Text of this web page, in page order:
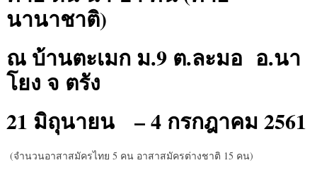
นานาชาติ)
ณ บ้านตะเมก ม.9 ต.ละมอ อ.นา
โยง จ ตรัง
21 มิถุนายน – 4 กรกฎาคม 2561
(จำนวนอาสาสมัครไทย 5 คน อาสาสมัครต่างชาติ 15 คน)